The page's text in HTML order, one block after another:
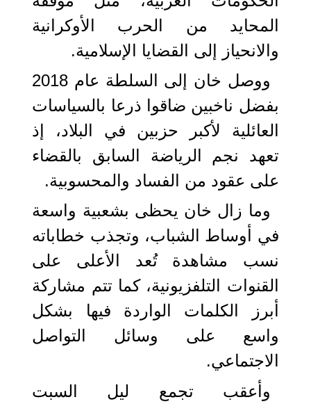
المحايد من الحرب الأوكرانية
والانحياز إلى القضايا الإسلامية.
ووصل خان إلى السلطة عام 2018
بفضل ناخبين ضاقوا ذرعا بالسياسات
العائلية لأكبر حزبين في البلاد، إذ
تعهد نجم الرياضة السابق بالقضاء
على عقود من الفساد والمحسوبية.
وما زال خان يحظى بشعبية واسعة
في أوساط الشباب، وتجذب خطاباته
نسب مشاهدة تُعد الأعلى على
القنوات التلفزيونية، كما تتم مشاركة
أبرز الكلمات الواردة فيها بشكل
واسع على وسائل التواصل
الاجتماعي.
وأعقب تجمع ليل السبت